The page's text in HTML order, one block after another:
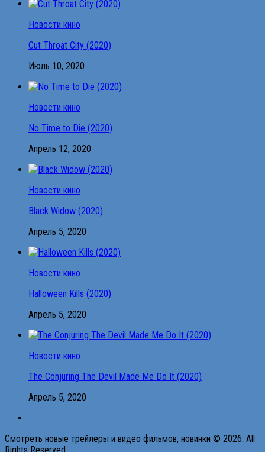
Новости кино
Cut Throat City (2020)
Июль 10, 2020
Новости кино
No Time to Die (2020)
Апрель 12, 2020
Новости кино
Black Widow (2020)
Апрель 5, 2020
Новости кино
Halloween Kills (2020)
Апрель 5, 2020
Новости кино
The Conjuring The Devil Made Me Do It (2020)
Апрель 5, 2020
Смотреть новые трейлеры и видео фильмов, новинки © 2026. All